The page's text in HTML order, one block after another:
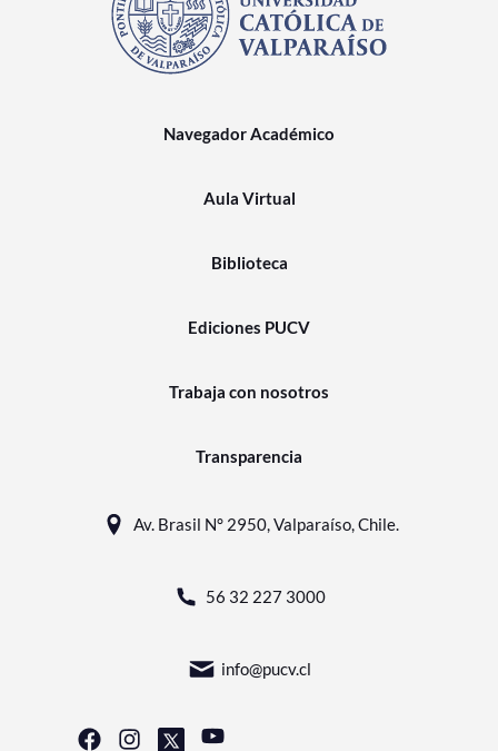
Navegador Académico
Aula Virtual
Biblioteca
Ediciones PUCV
Trabaja con nosotros
Transparencia
Av. Brasil N° 2950, Valparaíso, Chile.
56 32 227 3000
info@pucv.cl